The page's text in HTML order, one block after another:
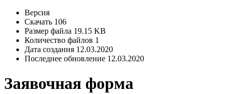
Версия
Скачать 106
Размер файла 19.15 KB
Количество файлов 1
Дата создания 12.03.2020
Последнее обновление 12.03.2020
Заявочная форма